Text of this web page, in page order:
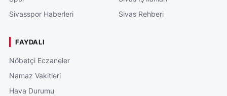
Sivasspor Haberleri
Sivas Rehberi
FAYDALI
Nöbetçi Eczaneler
Namaz Vakitleri
Hava Durumu